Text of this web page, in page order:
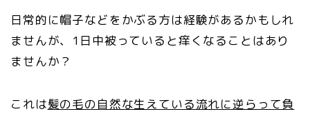
日常的に帽子などをかぶる方は経験があるかもしれ
ませんが、1日中被っていると痒くなることはあり
ませんか？
これは髪の毛の自然な生えている流れに逆らって負